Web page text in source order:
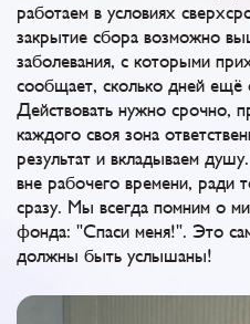
работаем в условиях
закрытие сбора возможно
заболевания, с которыми
сообщает, сколько дней ещё
Действовать нужно срочно,
каждого своя зона
результат и вкладываем
вне рабочего времени,
сразу. Мы всегда помним о
фонда: "Спаси меня!". Это
должны быть услышаны!